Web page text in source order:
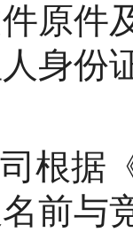
原件
身份
根据
前与